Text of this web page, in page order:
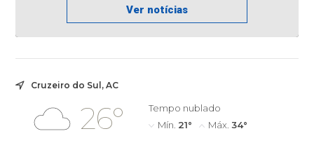
Ver notícias
Cruzeiro do Sul, AC
26°
Tempo nublado
Mín. 21° Máx. 34°